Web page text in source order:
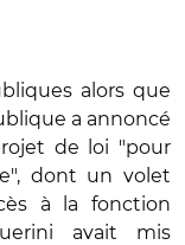
alors que
a annoncé
de loi "pour
dont un volet
à la fonction
avait mis